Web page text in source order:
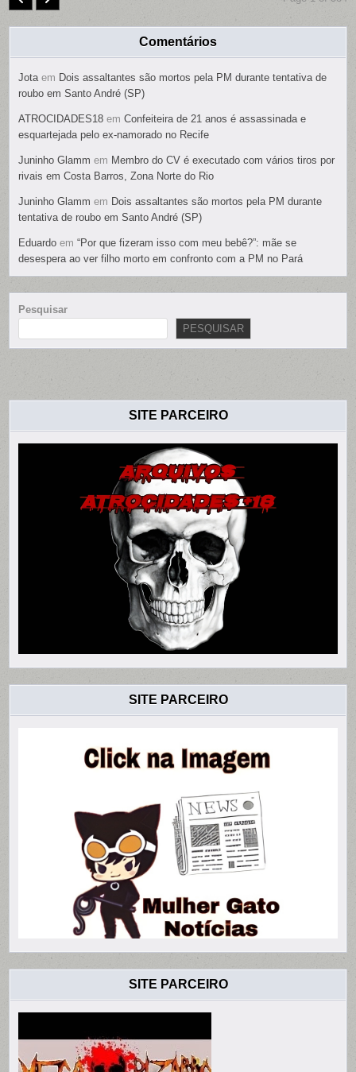
Comentários
Jotaem Dois assaltantes são mortos pela PM durante tentativa de
roubo em Santo André (SP)
ATROCIDADES18 emConfeiteira de 21 anos é assassinada e
esquartejada pelo ex-namorado no Recife
Juninho Glamm em Membro do CV é executado com vários tiros por
rivais em Costa Barros, Zona Norte do Rio
Juninho Glamm em Dois assaltantes são mortos pela PM durante
tentativa de roubo em Santo André (SP)
Eduardo em“Por que fizeram isso com meu bebê?”: mãe se
desespera ao ver filho morto em confronto com a PM no Pará
Pesquisar
PESQUISAR
SITE PARCEIRO
SITE PARCEIRO
SITE PARCEIRO